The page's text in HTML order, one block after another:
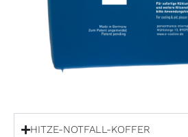
HITZE-NOTFALL-KOFFER